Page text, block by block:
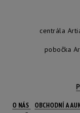
centrála
pobočka
O NÁS OBCHODNÍ A